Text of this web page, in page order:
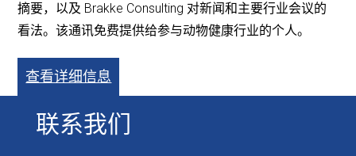
摘要，以及 Brakke Consulting 对新闻和主要行业会议的
看法。该通讯免费提供给参与动物健康行业的个人。
查看详细信息
联系我们